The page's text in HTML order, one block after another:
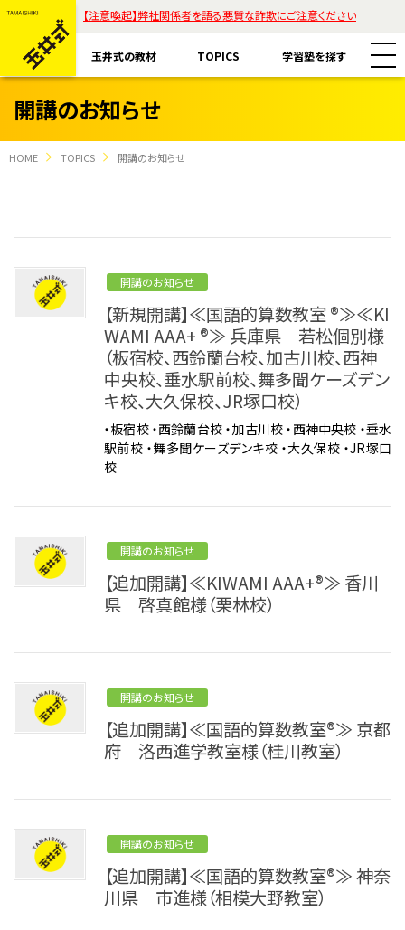
【注意喚起】弊社関係者を語る悪質な詐欺にご注意ください
玉井式の教材 TOPICS 学習塾を探す
玉井式国語的理科教室
魔法の国語
ASOBI AAA+
KIWAMI AAA+ 図形の極
KIWAMI AAA+ 数の極
KIWAMI AAA+ 数学の悟
Eeそろばん
玉井式の挑戦
代表挨拶
保護者様のお声
すべて
コラム「才能は家庭教育で開花する」
ご注意ください
ホッと一息
全国の玉井式
海外での挑戦
開講のお知らせ
エリアから探す
リストから探す
開講のお知らせ
HOME TOPICS 開講のお知らせ
開講のお知らせ
【新規開講】≪国語的算数教室 ®≫≪KI
WAMI AAA+ ®≫ 兵庫県 若松個別様
（板宿校、西鈴蘭台校、加古川校、西神
中央校、垂水駅前校、舞多聞ケーズデン
キ校、大久保校、JR塚口校）
・板宿校 ・西鈴蘭台校 ・加古川校 ・西神中央校 ・垂水
駅前校 ・舞多聞ケーズデンキ校 ・大久保校 ・JR塚口
校
開講のお知らせ
【追加開講】≪KIWAMI AAA+®≫ 香川
県 啓真館様（栗林校）
開講のお知らせ
【追加開講】≪国語的算数教室®≫ 京都
府 洛西進学教室様（桂川教室）
開講のお知らせ
【追加開講】≪国語的算数教室®≫ 神奈
川県 市進様（相模大野教室）